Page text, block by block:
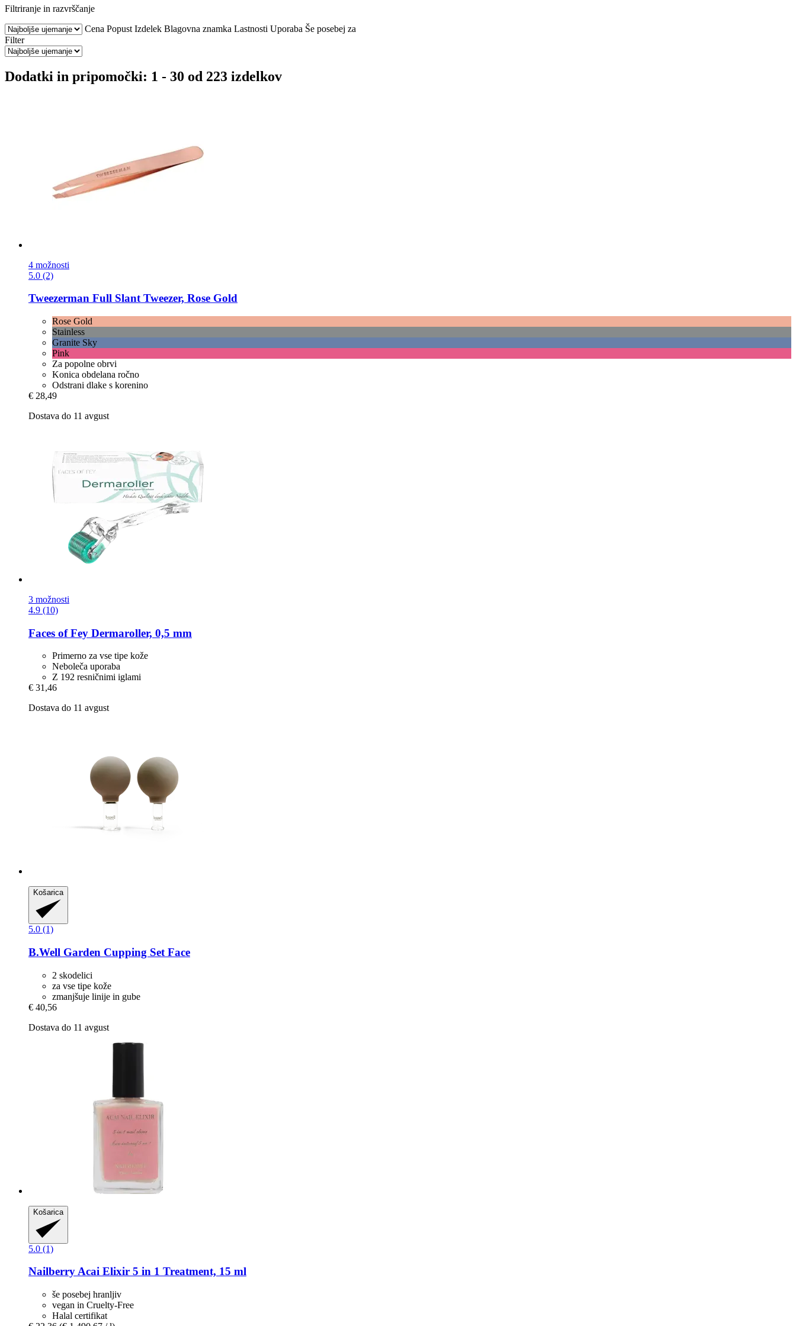
Filtriranje in razvrščanje
Cena Popust Izdelek Blagovna znamka Lastnosti Uporaba Še posebej za
Filter
Dodatki in pripomočki: 1 - 30 od 223 izdelkov
4 možnosti
5.0 (2)
Tweezerman Full Slant Tweezer, Rose Gold
Rose Gold
Stainless
Granite Sky
Pink
Za popolne obrvi
Konica obdelana ročno
Odstrani dlake s korenino
€ 28,49
Dostava do 11 avgust
3 možnosti
4.9 (10)
Faces of Fey Dermaroller, 0,5 mm
Primerno za vse tipe kože
Neboleča uporaba
Z 192 resničnimi iglami
€ 31,46
Dostava do 11 avgust
Košarica
5.0 (1)
B.Well Garden Cupping Set Face
2 skodelici
za vse tipe kože
zmanjšuje linije in gube
€ 40,56
Dostava do 11 avgust
Košarica
5.0 (1)
NailberryAcai Elixir 5 in 1 Treatment, 15 ml
še posebej hranljiv
vegan in Cruelty-Free
Halal certifikat